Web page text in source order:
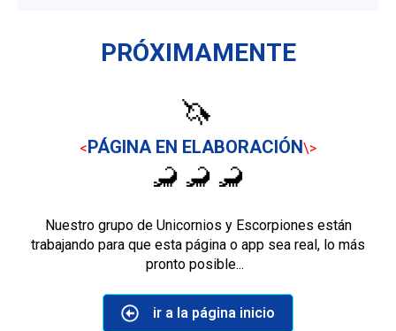
PRÓXIMAMENTE
🦄
<PÁGINA EN ELABORACIÓN\>
🦂 🦂 🦂
Nuestro grupo de Unicornios y Escorpiones están
trabajando para que esta página o app sea real, lo más
pronto posible...
ir a la página inicio